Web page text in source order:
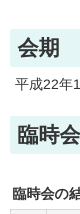
会期
平成22年
臨時
臨時会の